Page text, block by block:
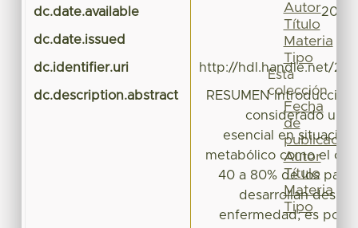
dc.date.available
dc.date.issued
dc.identifier.uri http://hdl.handle.net/
dc.description.abstract
RESUMEN
considerado un
esencial en
metabólico como el
40 a 80% de los
desarrollan
enfermedad; es por
Autor
Título
Materia
Tipo
Esta
colección
Fecha
de
publicación
Autor
Título
Materia
Tipo